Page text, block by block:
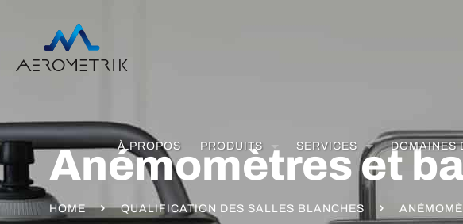
À PROPOS PRODUITS SERVICES DOMAINES
Anémomètres et
HOME QUALIFICATION DES SALLES BLANCHES